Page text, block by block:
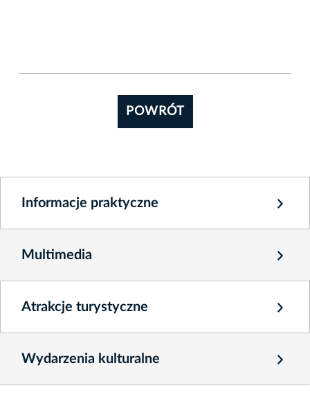
POWRÓT
Informacje praktyczne
Multimedia
Atrakcje turystyczne
Wydarzenia kulturalne